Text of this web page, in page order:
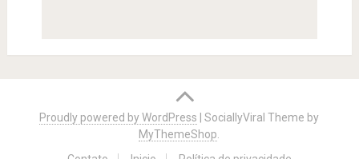
Proudly powered by WordPress |SociallyViral Theme by
MyThemeShop